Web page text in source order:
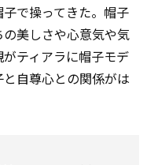
で操ってきた。帽子
美しさや心意気や気
ティアラに帽子モデ
自尊心との関係がは